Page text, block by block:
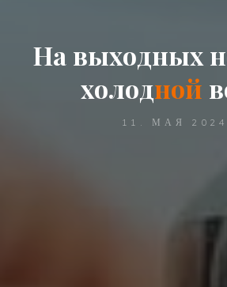
На выходных н
холодной в
11. МАЯ 2024